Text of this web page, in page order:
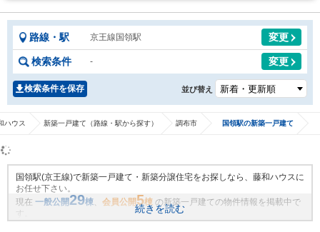
路線・駅 京王線国領駅 変更
検索条件 - 変更
検索条件を保存 並び替え
ハウス 新築一戸建て（路線・駅から探す） 調布市 国領駅の新築一戸建て
国領駅(京王線)で新築一戸建て・新築分譲住宅をお探しなら、藤和ハウスに
お任せ下さい。
現在 一般公開29棟 会員公開5棟 の新築一戸建ての物件情報を掲載中で
続きを読む